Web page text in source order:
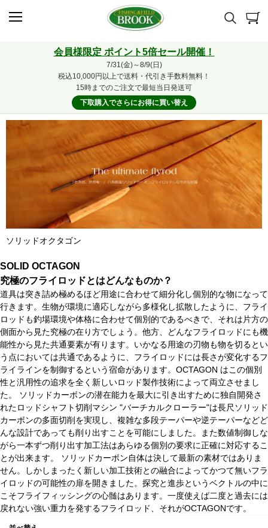
会員様限定 ポイント5倍セール開催！
7/31(金)～8/9(日)
税込10,000円以上で送料・代引き手数料無料！
15時までのご注文で最短当日発送可
下取購入でさらにお得に買い替え
ソリッドオクタゴン
SOLID OCTAGON
究極のフライロッドとはどんなものか？
道具は突き詰め極めるほど用途に合わせて細分化し個別的な物になって
行きます。生物が環境に適応しながら多様化し拡散したように、フライ
ロッドも釣場環境や体格に合わせて個別的であるべきで、それは片方の
側面から見た究極の在り方でしょう。他方、どんなフライロッドにも機
能性から見た共通要素が有ります。いかなる用途の刃物も物を切るとい
う点においては共通であるように、フライロッドには長さが変化するフ
ライラインを制御するという宿命があります。OCTAGON はこの個別
性と汎用性の追求を全く新しいロッド製作技術によって両立させまし
た。 ソリッドカーボンの潜在能力を最大に引き出すために独自開発さ
れたロッドシャフト切削マシン "バーチカルクローラー"は長尺ソリッド
カーボンの多面切削を実現し、複雑な多段テーパーや逆テーパーなどど
んな設計であっても削り出すことを可能にしました。また数値制御しな
がら一本ずつ削り出す加工法はあらゆる個別の要求に正確に対応するこ
とが出来ます。 ソリッドカーボン自体は決して最新の素材ではありま
せん。しかしまったく新しい加工技術との融合によってかつて無いフラ
イロッドの可能性の扉を開きました。探究と進歩というベクトルの中に
こそフライフィッシングの心髄はあります。一度使えば二度と過去には
戻れない強い重力を発するフライロッド、それがOCTAGONです。